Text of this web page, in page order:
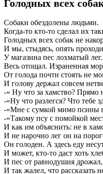
Голодных всех
Собаки обездолены людьми.
Когда-то кто-то сделал их
Голодных всех собак не
И мы, стыдясь, опять
У магазина пес лохматый лег.
Весь отощал. Израненная
От голода почти стоять не
И голову держал совсем
-« Ну что за хамство? Прямо
-«Ну что разлегся? Что тебе
-«Мне с сумкой мимо псины
-«Такому псу с помойкой
И как им объяснить: не в
И не нарочно лег он на
Он голоден. А здесь еду
И может, кто-то даст хоть
И пес от равнодушия дрожал,
И так жалел, что рассказать